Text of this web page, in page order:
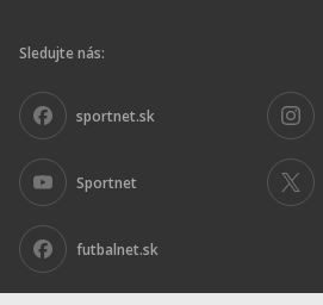
Sledujte nás:
sportnet.sk
Sportnet
futbalnet.sk